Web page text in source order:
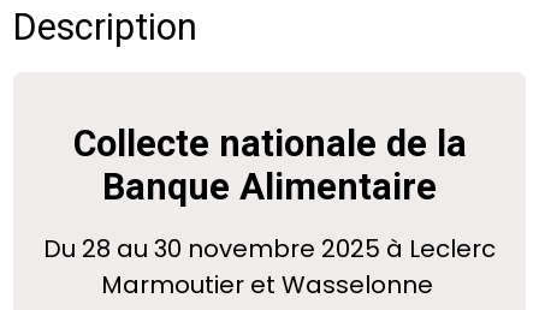
Description
Collecte nationale de la
Banque Alimentaire
Du 28 au 30 novembre 2025 à Leclerc
Marmoutier et Wasselonne